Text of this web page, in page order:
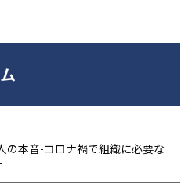
の本音-コロナ禍で組織に必要な